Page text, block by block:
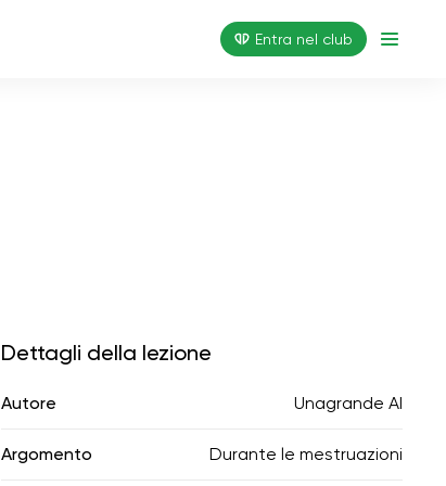
Entra nel club
Dettagli della lezione
Autore Unagrande AI
Argomento Durante le mestruazioni